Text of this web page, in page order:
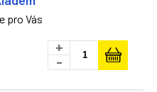
pro Vás
+
-